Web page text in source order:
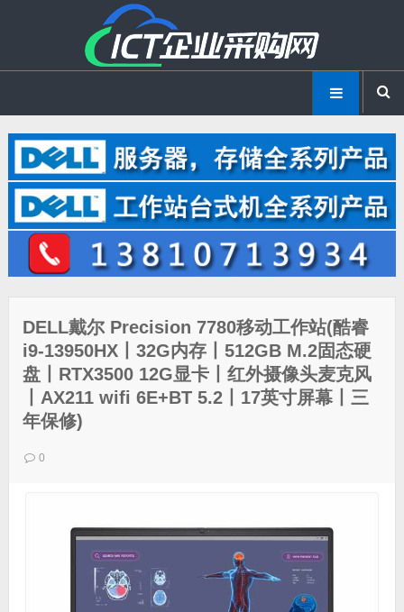
DELL戴尔 Precision 7780移动工作站(酷睿
i9-13950HX丨32G内存丨512GB M.2固态硬
盘丨RTX3500 12G显卡丨红外摄像头麦克风
丨AX211 wifi 6E+BT 5.2丨17英寸屏幕丨三
年保修)
0